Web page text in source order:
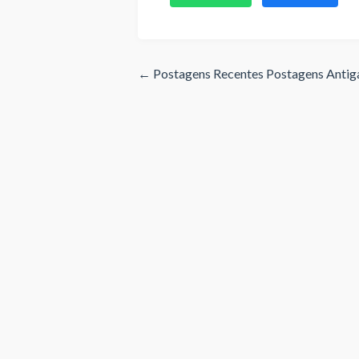
← Postagens Recentes Postagens